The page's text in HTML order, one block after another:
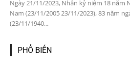
Ngày 21/11/2023, Nhân kỷ niệm 18 năm
Nam (23/11/2005 23/11/2023), 83 năm
(23/11/1940...
PHỔ BIẾN